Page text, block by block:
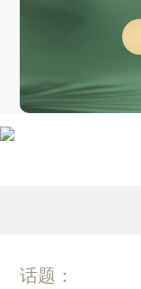
话题：